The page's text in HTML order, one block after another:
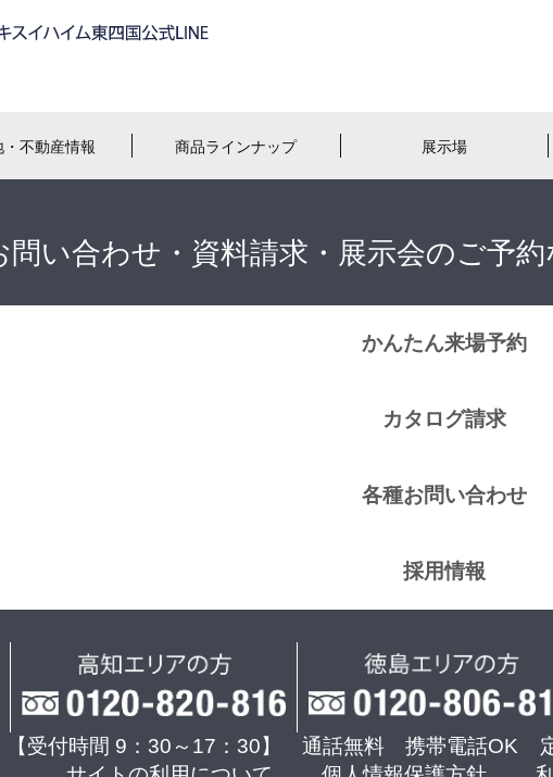
・不動産情報 商品ラインナップ 展示場
問い合わせ・資料請求・展示会のご予
かんたん来場予約
カタログ請求
各種お問い合わせ
採用情報
【受付時間 9：30～17：30】 通話無料 携帯電話OK